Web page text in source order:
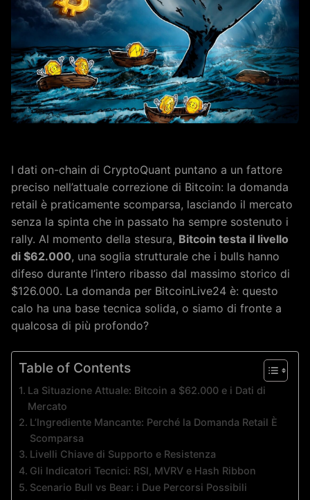
I dati on-chain di CryptoQuant puntano a un fattore
preciso nell’attuale correzione di Bitcoin: la domanda
retail è praticamente scomparsa, lasciando il mercato
senza la spinta che in passato ha sempre sostenuto i
rally. Al momento della stesura, Bitcoin testa il livello
di $62.000, una soglia strutturale che i bulls hanno
difeso durante l’intero ribasso dal massimo storico di
$126.000. La domanda per BitcoinLive24 è: questo
calo ha una base tecnica solida, o siamo di fronte a
qualcosa di più profondo?
Table of Contents
La Situazione Attuale: Bitcoin a $62.000 e i Dati di
Mercato
L’Ingrediente Mancante: Perché la Domanda Retail È
Scomparsa
Livelli Chiave di Supporto e Resistenza
Gli Indicatori Tecnici: RSI, MVRV e Hash Ribbon
Scenario Bull vs Bear: i Due Percorsi Possibili